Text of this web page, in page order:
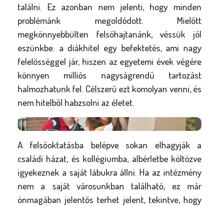
találni. Ez azonban nem jelenti, hogy minden
problémánk megoldódott. Mielőtt
megkönnyebbülten felsóhajtanánk, véssük jól
eszünkbe: a diákhitel egy befektetés, ami nagy
felelősséggel jár, hiszen az egyetemi évek végére
könnyen milliós nagyságrendű tartozást
halmozhatunk fel. Célszerű ezt komolyan venni, és
nem hitelből habzsolni az életet.
A felsőoktatásba belépve sokan elhagyják a
családi házat, és kollégiumba, albérletbe költözve
igyekeznek a saját lábukra állni. Ha az intézmény
nem a saját városunkban található, ez már
önmagában jelentős terhet jelent, tekintve, hogy